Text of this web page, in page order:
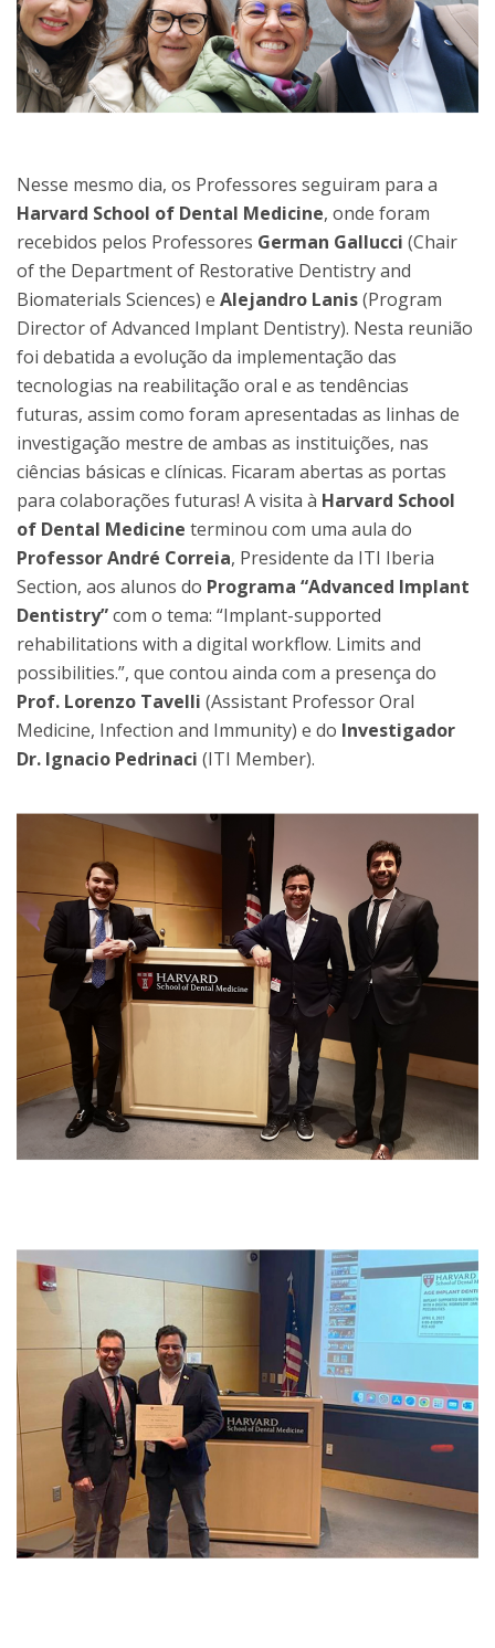
Nesse mesmo dia, os Professores seguiram para a
Harvard School of Dental Medicine, onde foram
recebidos pelos Professores German Gallucci (Chair
of the Department of Restorative Dentistry and
Biomaterials Sciences) e Alejandro Lanis(Program
Director of Advanced Implant Dentistry). Nesta reunião
foi debatida a evolução da implementação das
tecnologias na reabilitação oral e as tendências
futuras, assim como foram apresentadas as linhas de
investigação mestre de ambas as instituições, nas
ciências básicas e clínicas. Ficaram abertas as portas
para colaborações futuras! A visita à Harvard School
of Dental Medicine terminou com uma aula do
Professor André Correia, Presidente da ITI Iberia
Section, aos alunos do Programa “Advanced Implant
Dentistry”com o tema: “Implant-supported
rehabilitations with a digital workflow. Limits and
possibilities.”, que contou ainda com a presença do
Prof. Lorenzo Tavelli (Assistant Professor Oral
Medicine, Infection and Immunity) e do Investigador
Dr. Ignacio Pedrinaci (ITI Member).